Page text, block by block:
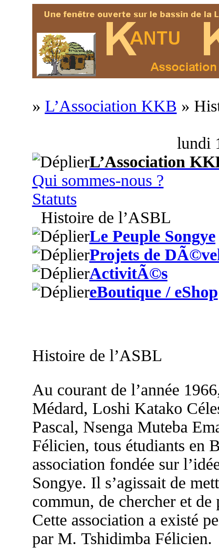
» L’Association KKB »
lundi
L’Association
Qui sommes-nous ?
Statuts
Histoire de l’ASBL
Le Peuple Songye
Projets de
ActivitÃ©s
eBoutique / eShop
Histoire de l’ASBL
Au courant de l’année
Médard, Loshi Katako
Pascal, Nsenga Muteba
Félicien, tous étudiants en
association fondée sur
Songye. Il s’agissait de
commun, de chercher et
Cette association a existé
par M. Tshidimba Félicien.